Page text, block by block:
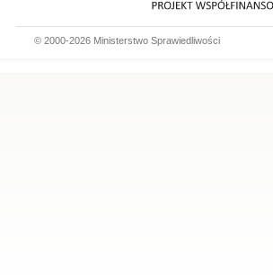
© 2000-2026 Ministerstwo Sprawiedliwości